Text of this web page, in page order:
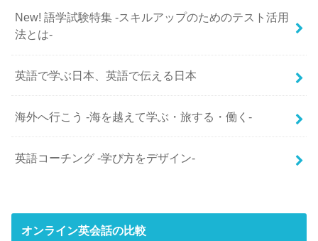
New! 語学試験特集 -スキルアップのためのテスト活用
法とは-
英語で学ぶ日本、英語で伝える日本
海外へ行こう -海を越えて学ぶ・旅する・働く-
英語コーチング -学び方をデザイン-
オンライン英会話の比較